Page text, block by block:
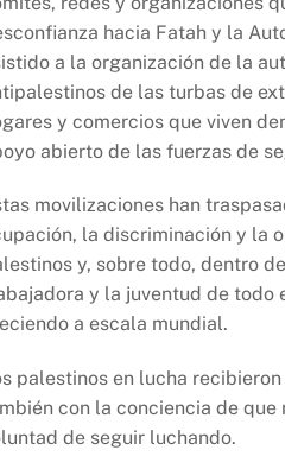
hacia Fatah y la
a la organización de la
de las turbas de
y comercios que viven
abierto de las fuerzas de
movilizaciones han
la discriminación y la
y, sobre todo, dentro
y la juventud de todo
a escala mundial.
palestinos en lucha
con la conciencia de
de seguir luchando.